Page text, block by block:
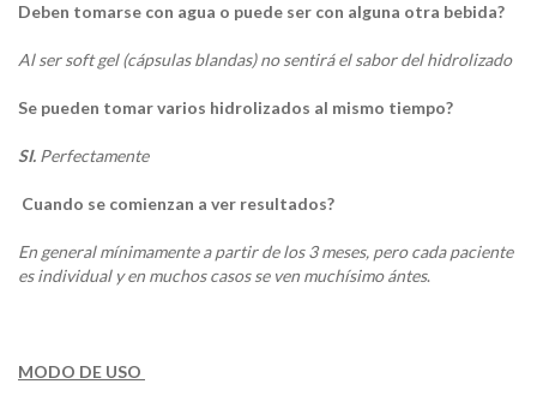
Deben tomarse con agua o puede ser con alguna otra bebida?
Al ser soft gel (cápsulas blandas) no sentirá el sabor del hidrolizado
Se pueden tomar varios hidrolizados al mismo tiempo?
SI. Perfectamente
Cuando se comienzan a ver resultados?
En general mínimamente a partir de los 3 meses, pero cada paciente
es individual y en muchos casos se ven muchísimo ántes.
MODO DE USO